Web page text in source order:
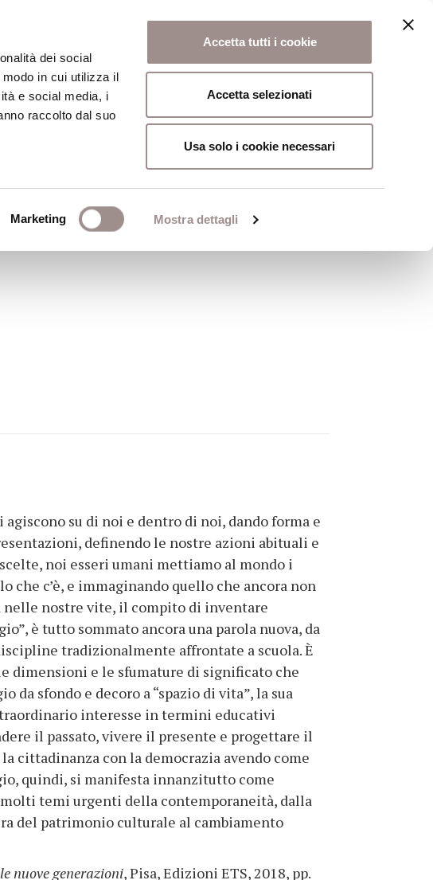
dei social
in cui utilizza il
e social media, i
raccolto dal suo
Marketing Mostra dettagli
Accetta tutti i cookie
Accetta selezionati
Usa solo i cookie necessari
Religiosi Scuola Alti Studi
su di noi e dentro di noi, dando forma e
definendo le nostre azioni abituali e
noi esseri umani mettiamo al mondo i
che c’è, e immaginando quello che ancora non
nelle nostre vite, il compito di inventare
è tutto sommato ancora una parola nuova, da
tradizionalmente affrontate a scuola. È
dimensioni e le sfumature di significato che
sfondo e decoro a “spazio di vita”, la sua
interesse in termini educativi
il passato, vivere il presente e progettare il
cittadinanza con la democrazia avendo come
quindi, si manifesta innanzitutto come
molti temi urgenti della contemporaneità, dalla
del patrimonio culturale al cambiamento
nuove generazioni, Pisa, Edizioni ETS, 2018, pp.